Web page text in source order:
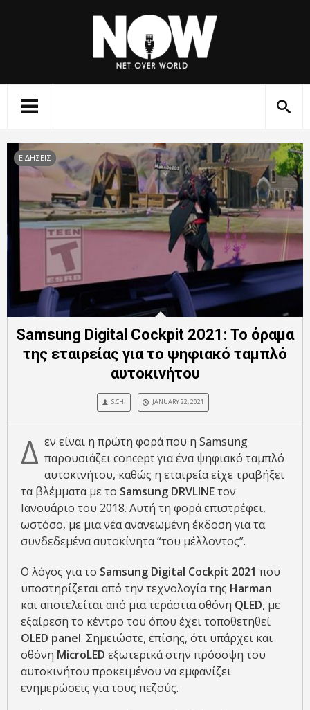
ΕΙΔΗΣΕΙΣ
Samsung Digital Cockpit 2021: Το όραμα
της εταιρείας για το ψηφιακό ταμπλό
αυτοκινήτου
S.CH. JANUARY 22, 2021
Δ εν είναι η πρώτη φορά που η Samsung
παρουσιάζει concept για ένα ψηφιακό ταμπλό
αυτοκινήτου, καθώς η εταιρεία είχε τραβήξει
τα βλέμματα με το Samsung DRVLINEτον
Ιανουάριο του 2018. Αυτή τη φορά επιστρέφει,
ωστόσο, με μια νέα ανανεωμένη έκδοση για τα
συνδεδεμένα αυτοκίνητα “του μέλλοντος”.
Ο λόγος για το Samsung Digital Cockpit 2021 που
υποστηρίζεται από την τεχνολογία της Harman
και αποτελείται από μια τεράστια οθόνη QLED, με
εξαίρεση το κέντρο του όπου έχει τοποθετηθεί
OLED panel. Σημειώστε, επίσης, ότι υπάρχει και
οθόνη MicroLED εξωτερικά στην πρόσοψη του
αυτοκινήτου προκειμένου να εμφανίζει
ενημερώσεις για τους πεζούς.